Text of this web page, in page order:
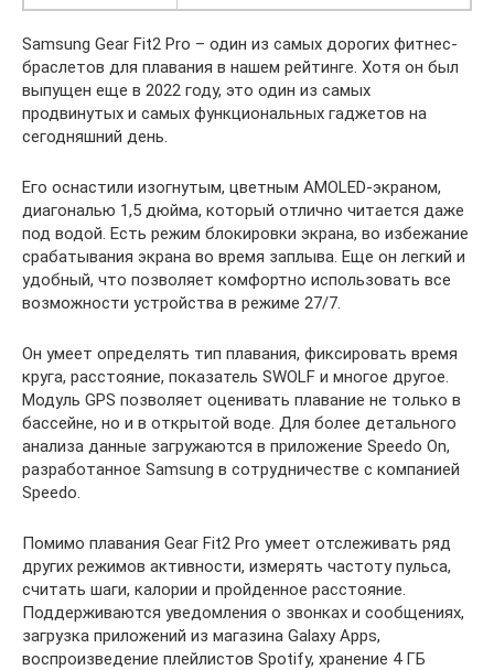
Samsung Gear Fit2 Pro – один из самых дорогих фитнес-
браслетов для плавания в нашем рейтинге. Хотя он был
выпущен еще в 2022 году, это один из самых
продвинутых и самых функциональных гаджетов на
сегодняшний день.
Его оснастили изогнутым, цветным AMOLED-экраном,
диагональю 1,5 дюйма, который отлично читается даже
под водой. Есть режим блокировки экрана, во избежание
срабатывания экрана во время заплыва. Еще он легкий и
удобный, что позволяет комфортно использовать все
возможности устройства в режиме 27/7.
Он умеет определять тип плавания, фиксировать время
круга, расстояние, показатель SWOLF и многое другое.
Модуль GPS позволяет оценивать плавание не только в
бассейне, но и в открытой воде. Для более детального
анализа данные загружаются в приложение Speedo On,
разработанное Samsung в сотрудничестве с компанией
Speedo.
Помимо плавания Gear Fit2 Pro умеет отслеживать ряд
других режимов активности, измерять частоту пульса,
считать шаги, калории и пройденное расстояние.
Поддерживаются уведомления о звонках и сообщениях,
загрузка приложений из магазина Galaxy Apps,
воспроизведение плейлистов Spotify, хранение 4 ГБ